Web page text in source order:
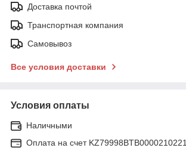
Доставка почтой
Транспортная компания
Самовывоз
Все условия доставки
Условия оплаты
Наличными
Оплата на счет KZ79998BTB0000210221